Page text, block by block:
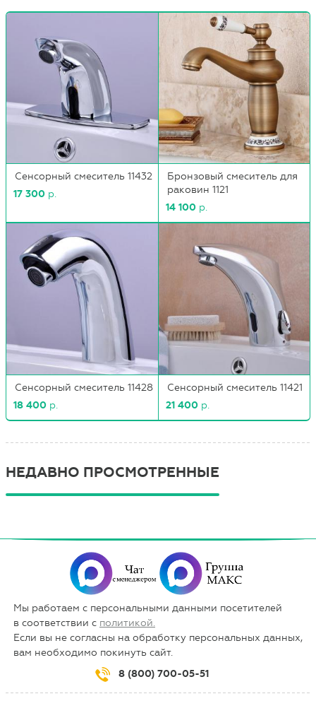
Сенсорный смеситель 11432
17 300 р.
Бронзовый смеситель для
раковин 1121
14 100 р.
Сенсорный смеситель 11428
18 400 р.
Сенсорный смеситель 11421
21 400 р.
НЕДАВНО ПРОСМОТРЕННЫЕ
Мы работаем с персональными данными посетителей
в соответствии с политикой.
Если вы не согласны на обработку персональных данных,
вам необходимо покинуть сайт.
8 (800) 700-05-51